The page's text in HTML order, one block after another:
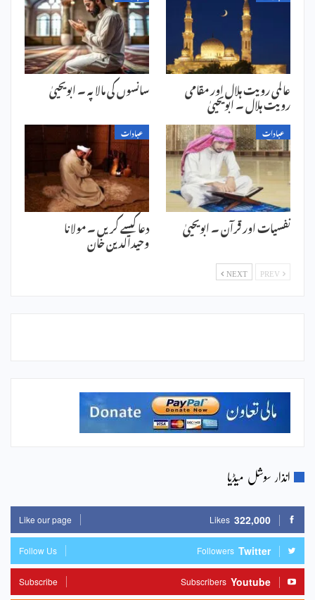
عالمی رویت ہلال اور مقامی
رویت ہلال ۔ ابویحییٰ
سانسوں کی مالا پہ ۔ ابویحییٰ
عبادات
نفسیات اور قرآن ۔ ابویحییٰ
عبادات
دعا کیسے کریں ۔ مولانا
وحیدالدین خان
NEXT
انذار سوشل میڈیا
322,000
Likes
Like our page
Twitter
Followers
Follow Us
Youtube
Subscribers
Subscribe